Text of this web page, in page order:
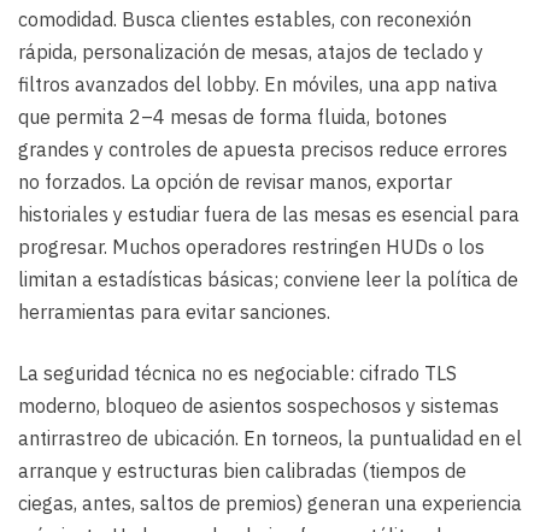
comodidad. Busca clientes estables, con reconexión
rápida, personalización de mesas, atajos de teclado y
filtros avanzados del lobby. En móviles, una app nativa
que permita 2–4 mesas de forma fluida, botones
grandes y controles de apuesta precisos reduce errores
no forzados. La opción de revisar manos, exportar
historiales y estudiar fuera de las mesas es esencial para
progresar. Muchos operadores restringen HUDs o los
limitan a estadísticas básicas; conviene leer la política de
herramientas para evitar sanciones.
La seguridad técnica no es negociable: cifrado TLS
moderno, bloqueo de asientos sospechosos y sistemas
antirrastreo de ubicación. En torneos, la puntualidad en el
arranque y estructuras bien calibradas (tiempos de
ciegas, antes, saltos de premios) generan una experiencia